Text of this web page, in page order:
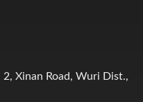
2, Xinan Road, Wuri Dist.,